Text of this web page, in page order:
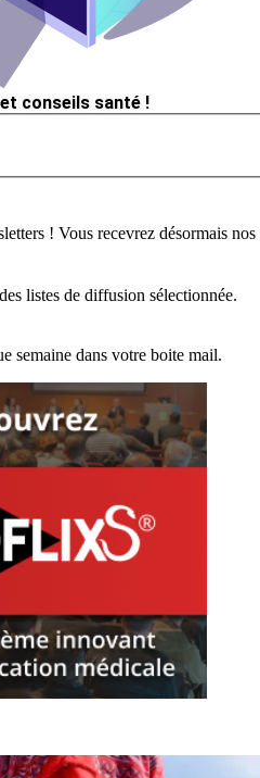
conseils santé !
! Vous recevrez désormais nos
listes de diffusion sélectionnée.
semaine dans votre boite mail.